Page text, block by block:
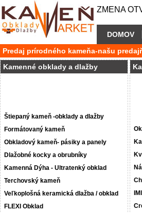
ZMENA
DOMOV
Predaj prírodného kameňa-našu
Kamenné obklady a dlažby
Štiepaný kameň -obklady a dlažby
Formátovaný kameň
Obkladový kameň- pásiky a panely
Dlažobné kocky a obrubníky
Kamenná Dýha - Ultratenký obklad
Terchovský kameň
Veľkoplošná keramická dlažba / obklad
FLEXI Obklad